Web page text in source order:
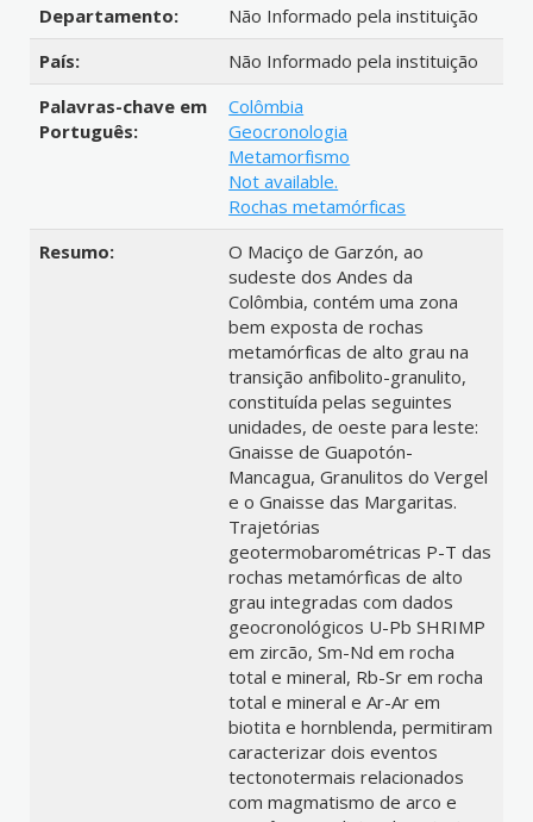
Departamento:
Não Informado pela instituição
País:
Não Informado pela instituição
Palavras-chave em
Português:
Colômbia
Geocronologia
Metamorfismo
Not available.
Rochas metamórficas
Resumo:
O Maciço de Garzón, ao
sudeste dos Andes da
Colômbia, contém uma zona
bem exposta de rochas
metamórficas de alto grau na
transição anfibolito-granulito,
constituída pelas seguintes
unidades, de oeste para leste:
Gnaisse de Guapotón-
Mancagua, Granulitos do Vergel
e o Gnaisse das Margaritas.
Trajetórias
geotermobarométricas P-T das
rochas metamórficas de alto
grau integradas com dados
geocronológicos U-Pb SHRIMP
em zircão, Sm-Nd em rocha
total e mineral, Rb-Sr em rocha
total e mineral e Ar-Ar em
biotita e hornblenda, permitiram
caracterizar dois eventos
tectonotermais relacionados
com magmatismo de arco e